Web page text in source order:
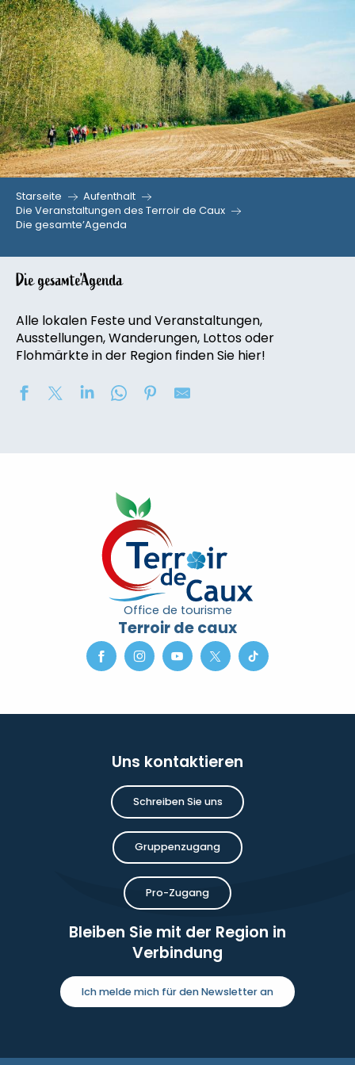
Aller
au
contenu
principal
Starseite
Aufenthalt
Die Veranstaltungen des Terroir de Caux
Die gesamte’Agenda
Die gesamte’Agenda
Alle lokalen Feste und Veranstaltungen,
Ausstellungen, Wanderungen, Lottos oder
Flohmärkte in der Region finden Sie hier!
Soirée contée « Soir des Ombres » avec la
2eme nuit des étoiles
Exposition de peinture : Elisabeth Haloo Joye et
Exposition de peinture - Karine Duriez
Exposition : Bénédicte, Cédric & René Vardon
[Exposition] Peinture comme photo, photo comme
Stage de natation 2026
Exposition : au jardin potager
Marche douce et botanique
Concerts à l'Envers du Croco
Office de tourisme
Terroir de caux
Uns kontaktieren
Schreiben Sie uns
Gruppenzugang
Pro-Zugang
Bleiben Sie mit der Region in
Verbindung
Ich melde mich für den Newsletter an